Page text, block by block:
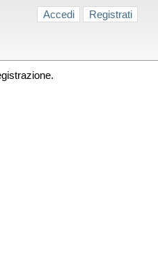
Accedi Registrati